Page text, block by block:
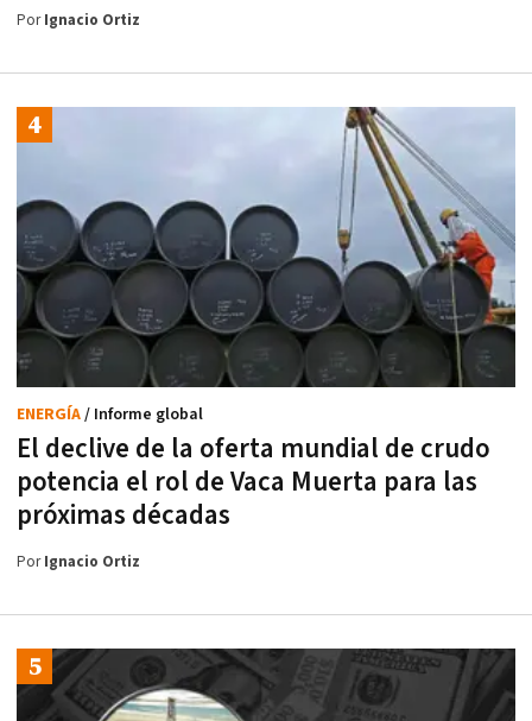
PorIgnacio Ortiz
El declive de la oferta mundial de crudo
potencia el rol de Vaca Muerta para las
próximas décadas
ENERGÍA/ Informe global
PorIgnacio Ortiz